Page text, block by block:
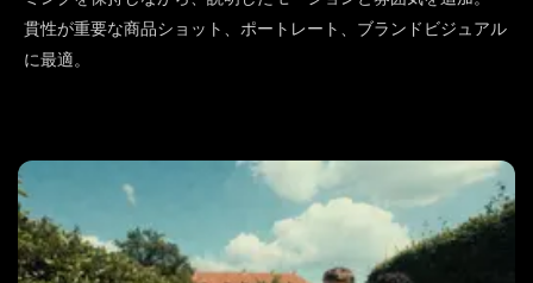
貫性が重要な商品ショット、ポートレート、ブランドビジュアル
に最適。